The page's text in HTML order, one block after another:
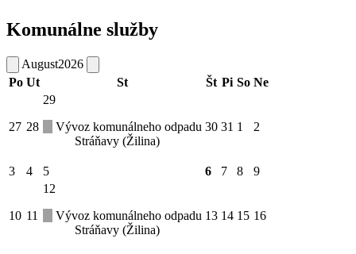
Komunálne služby
August2026
Po Ut St Št Pi So Ne
27 28
29
Vývoz komunálneho odpadu
Stráňavy (Žilina)
30 31 1 2
3 4 5 6 7 8 9
10 11
12
Vývoz komunálneho odpadu
Stráňavy (Žilina)
13 14 15 16